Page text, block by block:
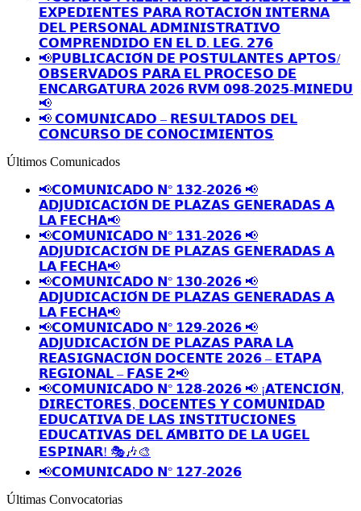
𝗘𝗫𝗣𝗘𝗗𝗜𝗘𝗡𝗧𝗘𝗦 𝗣𝗔𝗥𝗔 𝗥𝗢𝗧𝗔𝗖𝗜𝗢́𝗡 𝗜𝗡𝗧𝗘𝗥𝗡𝗔
𝗗𝗘𝗟 𝗣𝗘𝗥𝗦𝗢𝗡𝗔𝗟 𝗔𝗗𝗠𝗜𝗡𝗜𝗦𝗧𝗥𝗔𝗧𝗜𝗩𝗢
𝗖𝗢𝗠𝗣𝗥𝗘𝗡𝗗𝗜𝗗𝗢 𝗘𝗡 𝗘𝗟 𝗗. 𝗟𝗘𝗚. 𝟮𝟳𝟲
📢𝗣𝗨𝗕𝗟𝗜𝗖𝗔𝗖𝗜𝗢́𝗡 𝗗𝗘 𝗣𝗢𝗦𝗧𝗨𝗟𝗔𝗡𝗧𝗘𝗦 𝗔𝗣𝗧𝗢𝗦/
𝗢𝗕𝗦𝗘𝗥𝗩𝗔𝗗𝗢𝗦 𝗣𝗔𝗥𝗔 𝗘𝗟 𝗣𝗥𝗢𝗖𝗘𝗦𝗢 𝗗𝗘
𝗘𝗡𝗖𝗔𝗥𝗚𝗔𝗧𝗨𝗥𝗔 𝟮𝟬𝟮𝟲 𝗥𝗩𝗠 𝟬𝟵𝟴-𝟮𝟬𝟮𝟱-𝗠𝗜𝗡𝗘𝗗𝗨
📢
📢 𝗖𝗢𝗠𝗨𝗡𝗜𝗖𝗔𝗗𝗢 – 𝗥𝗘𝗦𝗨𝗟𝗧𝗔𝗗𝗢𝗦 𝗗𝗘𝗟
𝗖𝗢𝗡𝗖𝗨𝗥𝗦𝗢 𝗗𝗘 𝗖𝗢𝗡𝗢𝗖𝗜𝗠𝗜𝗘𝗡𝗧𝗢𝗦
Últimos Comunicados
📢𝗖𝗢𝗠𝗨𝗡𝗜𝗖𝗔𝗗𝗢 𝗡° 𝟭𝟯𝟮-𝟮𝟬𝟮𝟲 📢
𝗔𝗗𝗝𝗨𝗗𝗜𝗖𝗔𝗖𝗜𝗢́𝗡 𝗗𝗘 𝗣𝗟𝗔𝗭𝗔𝗦 𝗚𝗘𝗡𝗘𝗥𝗔𝗗𝗔𝗦 𝗔
𝗟𝗔 𝗙𝗘𝗖𝗛𝗔📢
📢𝗖𝗢𝗠𝗨𝗡𝗜𝗖𝗔𝗗𝗢 𝗡° 𝟭𝟯𝟭-𝟮𝟬𝟮𝟲 📢
𝗔𝗗𝗝𝗨𝗗𝗜𝗖𝗔𝗖𝗜𝗢́𝗡 𝗗𝗘 𝗣𝗟𝗔𝗭𝗔𝗦 𝗚𝗘𝗡𝗘𝗥𝗔𝗗𝗔𝗦 𝗔
𝗟𝗔 𝗙𝗘𝗖𝗛𝗔📢
📢𝗖𝗢𝗠𝗨𝗡𝗜𝗖𝗔𝗗𝗢 𝗡° 𝟭𝟯𝟬-𝟮𝟬𝟮𝟲 📢
𝗔𝗗𝗝𝗨𝗗𝗜𝗖𝗔𝗖𝗜𝗢́𝗡 𝗗𝗘 𝗣𝗟𝗔𝗭𝗔𝗦 𝗚𝗘𝗡𝗘𝗥𝗔𝗗𝗔𝗦 𝗔
𝗟𝗔 𝗙𝗘𝗖𝗛𝗔📢
📢𝗖𝗢𝗠𝗨𝗡𝗜𝗖𝗔𝗗𝗢 𝗡° 𝟭𝟮𝟵-𝟮𝟬𝟮𝟲 📢
𝗔𝗗𝗝𝗨𝗗𝗜𝗖𝗔𝗖𝗜𝗢́𝗡 𝗗𝗘 𝗣𝗟𝗔𝗭𝗔𝗦 𝗣𝗔𝗥𝗔 𝗟𝗔
𝗥𝗘𝗔𝗦𝗜𝗚𝗡𝗔𝗖𝗜𝗢́𝗡 𝗗𝗢𝗖𝗘𝗡𝗧𝗘 𝟮𝟬𝟮𝟲 – 𝗘𝗧𝗔𝗣𝗔
𝗥𝗘𝗚𝗜𝗢𝗡𝗔𝗟 – 𝗙𝗔𝗦𝗘 𝟮📢
📢𝗖𝗢𝗠𝗨𝗡𝗜𝗖𝗔𝗗𝗢 𝗡° 𝟭𝟮𝟴-𝟮𝟬𝟮𝟲 📢 ¡𝗔𝗧𝗘𝗡𝗖𝗜𝗢́𝗡,
𝗗𝗜𝗥𝗘𝗖𝗧𝗢𝗥𝗘𝗦, 𝗗𝗢𝗖𝗘𝗡𝗧𝗘𝗦 𝗬 𝗖𝗢𝗠𝗨𝗡𝗜𝗗𝗔𝗗
𝗘𝗗𝗨𝗖𝗔𝗧𝗜𝗩𝗔 𝗗𝗘 𝗟𝗔𝗦 𝗜𝗡𝗦𝗧𝗜𝗧𝗨𝗖𝗜𝗢𝗡𝗘𝗦
𝗘𝗗𝗨𝗖𝗔𝗧𝗜𝗩𝗔𝗦 𝗗𝗘𝗟 𝗔́𝗠𝗕𝗜𝗧𝗢 𝗗𝗘 𝗟𝗔 𝗨𝗚𝗘𝗟
𝗘𝗦𝗣𝗜𝗡𝗔𝗥! 🎭🎶🎨
📢𝗖𝗢𝗠𝗨𝗡𝗜𝗖𝗔𝗗𝗢 𝗡° 𝟭𝟮𝟳-𝟮𝟬𝟮𝟲
Últimas Convocatorias